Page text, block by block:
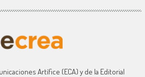
Artífice (ECA) y de la Editorial